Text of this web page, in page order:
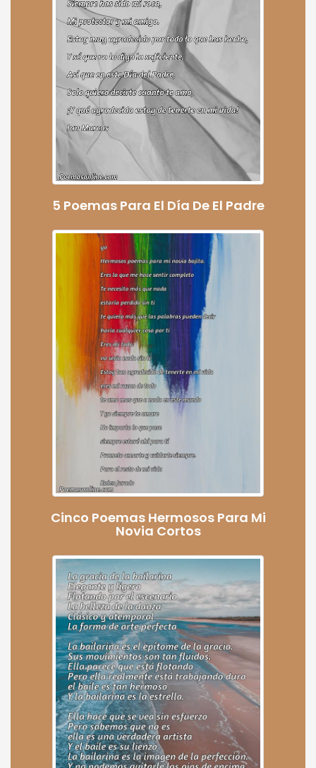
5 Poemas Para El Día De El Padre
Cinco Poemas Hermosos Para Mi
Novia Cortos